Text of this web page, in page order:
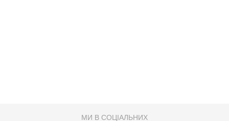
МИ В СОЦІАЛЬНИХ